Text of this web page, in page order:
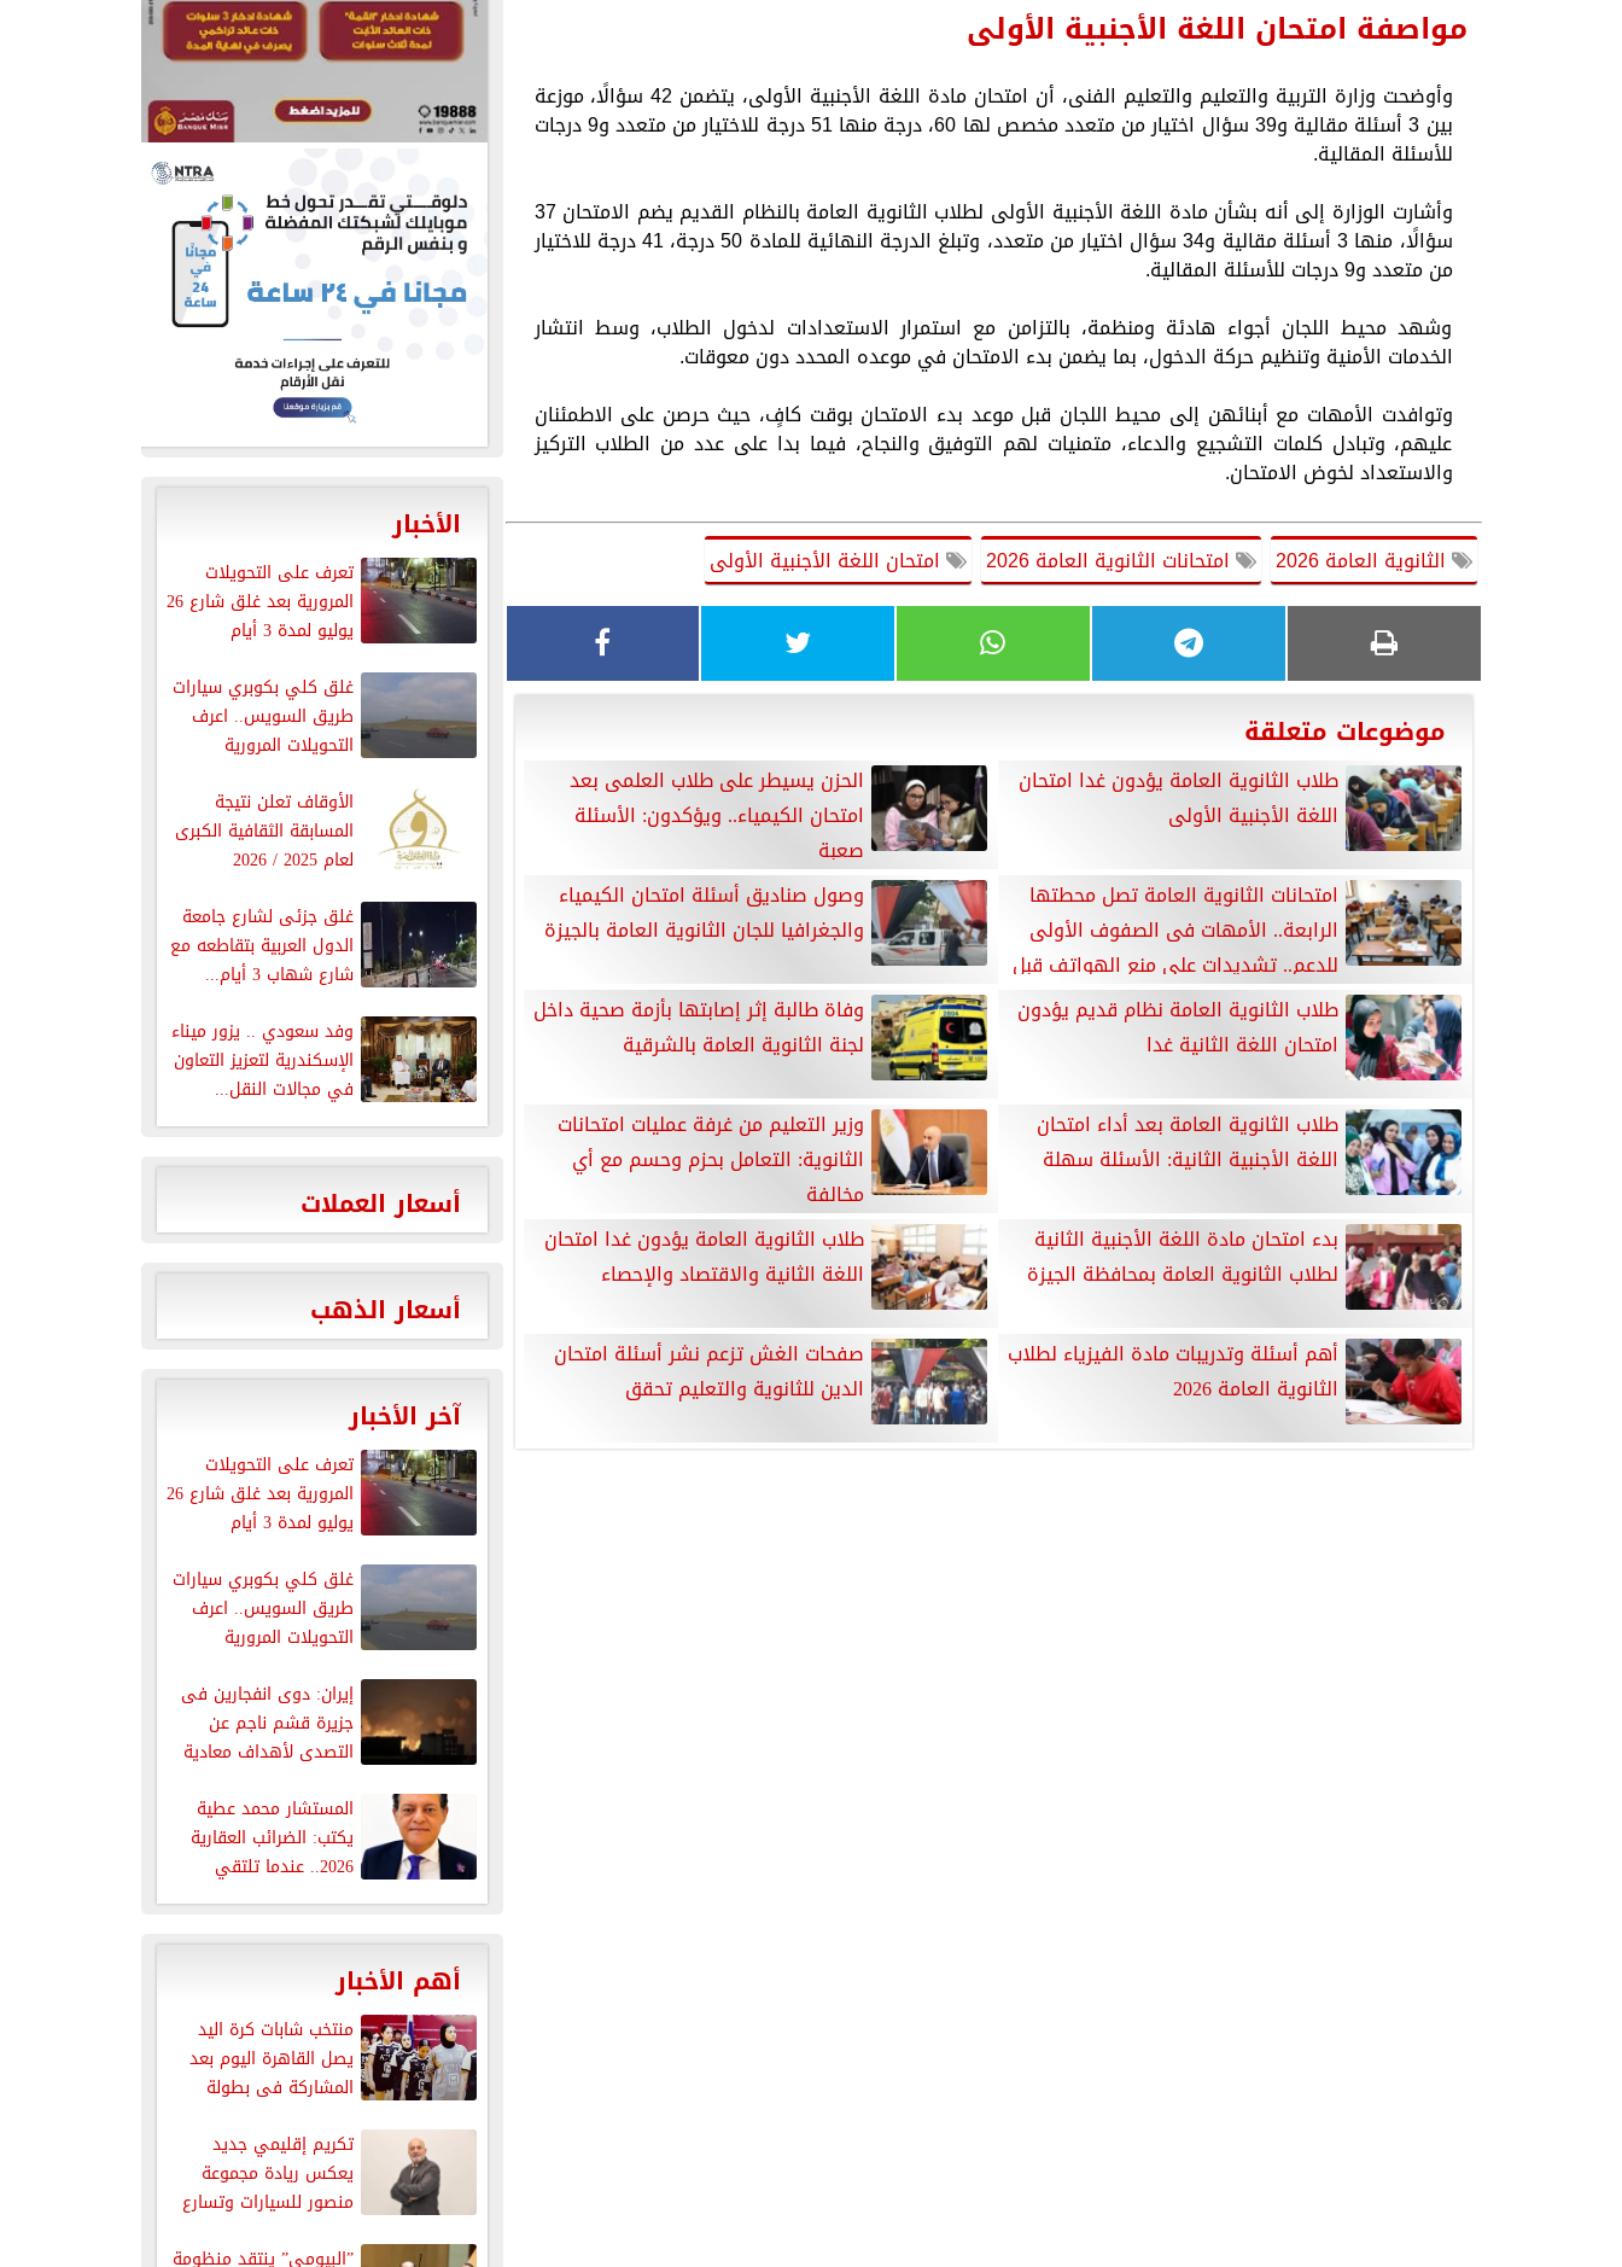
مواصفة امتحان اللغة الأجنبية الأولى
وأوضحت وزارة التربية والتعليم والتعليم الفنى، أن امتحان مادة اللغة الأجنبية الأولى، يتضمن 42 سؤالًا، موزعة
بين 3 أسئلة مقالية و39 سؤال اختيار من متعدد مخصص لها 60، درجة منها 51 درجة للاختيار من متعدد و9 درجات
للأسئلة المقالية.
وأشارت الوزارة إلى أنه بشأن مادة اللغة الأجنبية الأولى لطلاب الثانوية العامة بالنظام القديم يضم الامتحان 37
سؤالًا، منها 3 أسئلة مقالية و34 سؤال اختيار من متعدد، وتبلغ الدرجة النهائية للمادة 50 درجة، 41 درجة للاختيار
من متعدد و9 درجات للأسئلة المقالية.
وشهد محيط اللجان أجواء هادئة ومنظمة، بالتزامن مع استمرار الاستعدادات لدخول الطلاب، وسط انتشار
الخدمات الأمنية وتنظيم حركة الدخول، بما يضمن بدء الامتحان في موعده المحدد دون معوقات.
وتوافدت الأمهات مع أبنائهن إلى محيط اللجان قبل موعد بدء الامتحان بوقت كافٍ، حيث حرصن على الاطمئنان
عليهم، وتبادل كلمات التشجيع والدعاء، متمنيات لهم التوفيق والنجاح، فيما بدا على عدد من الطلاب التركيز
والاستعداد لخوض الامتحان.
الثانوية العامة 2026 امتحانات الثانوية العامة 2026 امتحان اللغة الأجنبية الأولى
موضوعات متعلقة
طلاب الثانوية العامة يؤدون غدا امتحان
اللغة الأجنبية الأولى
الحزن يسيطر على طلاب العلمى بعد
امتحان الكيمياء.. ويؤكدون: الأسئلة
صعبة
امتحانات الثانوية العامة تصل محطتها
الرابعة.. الأمهات فى الصفوف الأولى
للدعم.. تشديدات على منع الهواتف قبل
دخول اللجان.. متابعة لحظية من غرفة العمليات..
والأهالى يترقبون خروج أبنائهم أمام المدارس
وصول صناديق أسئلة امتحان الكيمياء
والجغرافيا للجان الثانوية العامة بالجيزة
طلاب الثانوية العامة نظام قديم يؤدون
امتحان اللغة الثانية غدا
وفاة طالبة إثر إصابتها بأزمة صحية داخل
لجنة الثانوية العامة بالشرقية
طلاب الثانوية العامة بعد أداء امتحان
اللغة الأجنبية الثانية: الأسئلة سهلة
وزير التعليم من غرفة عمليات امتحانات
الثانوية: التعامل بحزم وحسم مع أي
مخالفة
بدء امتحان مادة اللغة الأجنبية الثانية
لطلاب الثانوية العامة بمحافظة الجيزة
طلاب الثانوية العامة يؤدون غدا امتحان
اللغة الثانية والاقتصاد والإحصاء
أهم أسئلة وتدريبات مادة الفيزياء لطلاب
الثانوية العامة 2026
صفحات الغش تزعم نشر أسئلة امتحان
الدين للثانوية والتعليم تحقق
الأخبار
تعرف على التحويلات
المرورية بعد غلق شارع 26
يوليو لمدة 3 أيام
غلق كلي بكوبري سيارات
طريق السويس.. اعرف
التحويلات المرورية
الأوقاف تعلن نتيجة
المسابقة الثقافية الكبرى
لعام 2025 / 2026
غلق جزئى لشارع جامعة
الدول العربية بتقاطعه مع
شارع شهاب 3 أيام...
وفد سعودي .. يزور ميناء
الإسكندرية لتعزيز التعاون
في مجالات النقل...
أسعار العملات
أسعار الذهب
آخر الأخبار
تعرف على التحويلات
المرورية بعد غلق شارع 26
يوليو لمدة 3 أيام
غلق كلي بكوبري سيارات
طريق السويس.. اعرف
التحويلات المرورية
إيران: دوى انفجارين فى
جزيرة قشم ناجم عن
التصدى لأهداف معادية
المستشار محمد عطية
يكتب: الضرائب العقارية
2026.. عندما تلتقي
العدالة الاجتماعية مع...
أهم الأخبار
منتخب شابات كرة اليد
يصل القاهرة اليوم بعد
المشاركة فى بطولة
تكريم إقليمي جديد
يعكس ريادة مجموعة
منصور للسيارات وتسارع
”البيومي” ينتقد منظومة